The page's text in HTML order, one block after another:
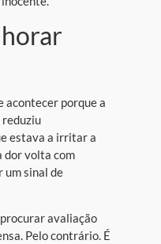
acontecer porque a
reduziu
estava a irritar a
dor volta com
um sinal de
avaliação
Pelo contrário. É